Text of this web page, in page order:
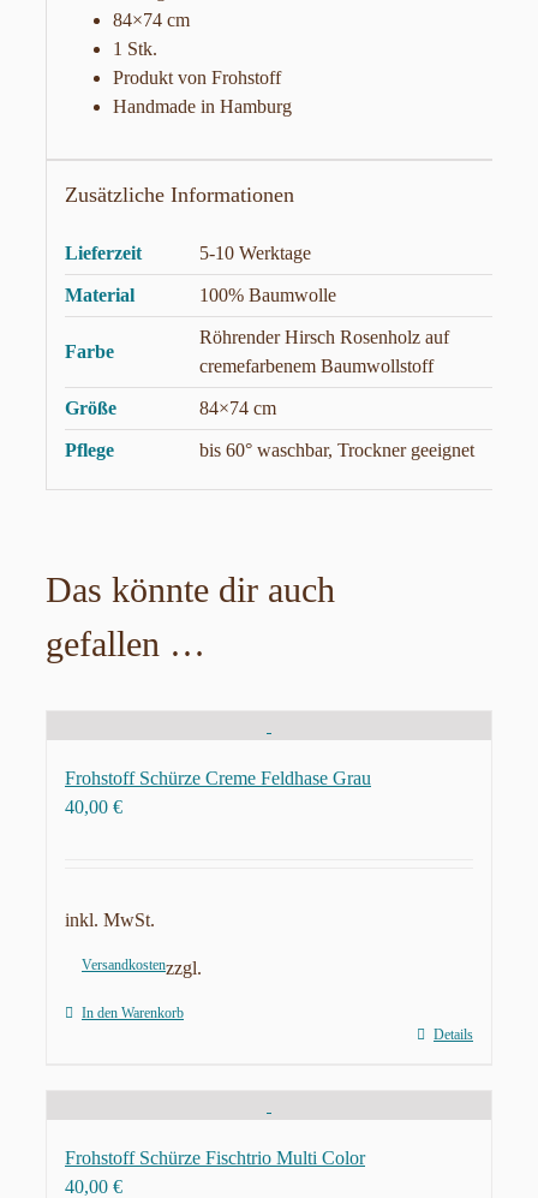
84×74 cm
1 Stk.
Produkt von Frohstoff
Handmade in Hamburg
Zusätzliche Informationen
Lieferzeit 5-10 Werktage
Material 100% Baumwolle
Farbe
Röhrender Hirsch Rosenholz auf
cremefarbenem Baumwollstoff
Größe 84×74 cm
Pflege bis 60° waschbar, Trockner geeignet
Das könnte dir auch
gefallen …
Frohstoff Schürze Creme Feldhase Grau
40,00 €
inkl. MwSt.
zzgl.
Versandkosten
In den Warenkorb
Details
Frohstoff Schürze Fischtrio Multi Color
40,00 €